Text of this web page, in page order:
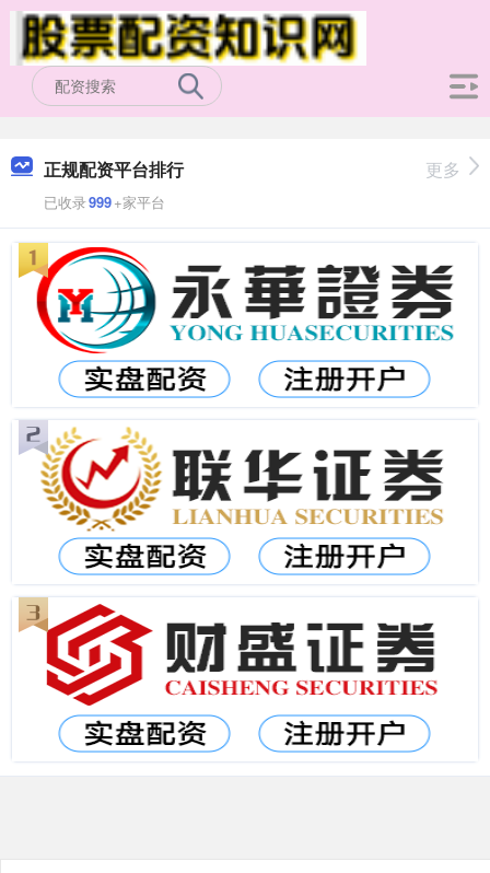
正规配资平台排行
已收录999+家平台
更多